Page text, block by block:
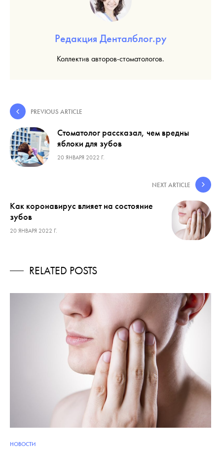
Редакция Денталблог.ру
Коллектив авторов-стоматологов.
PREVIOUS ARTICLE
Стоматолог рассказал, чем вредны
яблоки для зубов
20 ЯНВАРЯ 2022 Г.
NEXT ARTICLE
Как коронавирус влияет на состояние
зубов
20 ЯНВАРЯ 2022 Г.
RELATED POSTS
НОВОСТИ